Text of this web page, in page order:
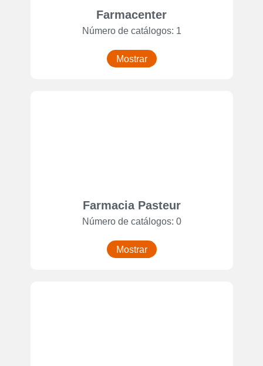
Farmacenter
Número de catálogos: 1
Mostrar
Farmacia Pasteur
Número de catálogos: 0
Mostrar